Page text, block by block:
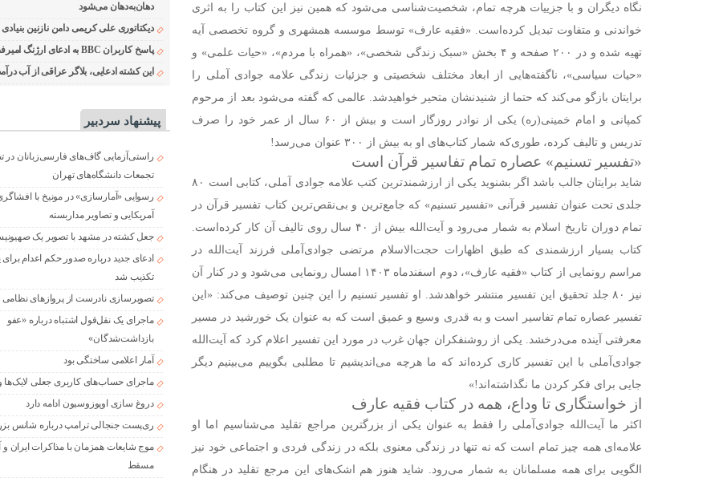
نگاه دیگران و با جزییات هرچه تمام، شخصیت‌شناسی می‌شود که همین نیز این کتاب را به اثری
خواندنی و متفاوت تبدیل کرده‌است. «فقیه عارف» توسط موسسه همشهری و گروه تخصصی آیه
تهیه شده و در ۲۰۰ صفحه و ۴ بخش «سبک زندگی شخصی»، «همراه با مردم»، «حیات علمی» و
«حیات سیاسی»، ناگفته‌هایی از ابعاد مختلف شخصیتی و جزئیات زندگی علامه جوادی آملی را
برایتان بازگو می‌کند که حتما از شنیدنشان متحیر خواهیدشد. عالمی که گفته می‌شود بعد از مرحوم
کمپانی و امام خمینی(ره) یکی از نوادر روزگار است و بیش از ۶۰ سال از عمر خود را صرف
تدریس و تالیف کرده، طوری‌که شمار کتاب‌های او به بیش از ۳۰۰ عنوان می‌رسد!
«تفسیر تسنیم» عصاره تمام تفاسیر قرآن است
شاید برایتان جالب باشد اگر بشنوید یکی از ارزشمندترین کتب علامه جوادی آملی، کتابی است ۸۰
جلدی تحت عنوان تفسیر قرآنی «تفسیر تسنیم» که جامع‌ترین و بی‌نقص‌ترین کتاب تفسیر قرآن در
تمام دوران تاریخ‌ اسلام به شمار می‌رود و آیت‌الله بیش از ۴۰ سال روی تالیف آن کار کرده‌است.
کتاب بسیار ارزشمندی که طبق اظهارات حجت‌الاسلام مرتضی جوادی‌آملی فرزند آیت‌الله در
مراسم رونمایی از کتاب «فقیه عارف‌»، دوم اسفندماه ۱۴۰۳ امسال رونمایی می‌شود و در کنار آن
نیز ۸۰ جلد تحقیق این تفسیر منتشر خواهدشد. او تفسیر تسنیم را این چنین توصیف می‌کند: «این
تفسیر عصاره تمام تفاسیر است و به قدری وسیع و عمیق است که به عنوان یک خورشید در مسیر
معرفتی آینده می‌درخشد. یکی از روشنفکران جهان غرب در مورد این تفسیر اعلام کرد که آیت‌الله
جوادی‌آملی با این تفسیر کاری کرده‌اند که ما هرچه می‌اندیشیم تا مطلبی بگوییم می‌بینیم دیگر
جایی برای فکر کردن ما نگذاشته‌اند!»
از خواستگاری تا وداع، همه در کتاب فقیه عارف
اکثر ما آیت‌الله جوادی‌آملی را فقط به عنوان یکی از بزرگترین مراجع تقلید می‌شناسیم اما او
علامه‌ای همه چیز تمام است که نه تنها در زندگی معنوی بلکه در زندگی فردی و اجتماعی خود نیز
الگویی برای همه مسلمانان به شمار می‌رود. شاید هنوز هم اشک‌های این مرجع تقلید در هنگام
دهان‌به‌دهان می‌شود
دیکتاتوری علی کریمی دامن نازنین
پاسخ کاربران BBC به ادعای ارژنگ امیرفضلی
این کشته ادعایی، بلاگر عراقی از آب
پیشنهاد سردبیر
راستی‌آزمایی گاف‌های فارسی‌زبانان در
تجمعات دانشگاه‌های تهران
رسوایی «آمارسازی» در مونیخ با
آمریکایی و تصاویر مداربسته
جعل کشته در مشهد با تصویر یک
ادعای جدید درباره صدور حکم اعدام
تکذیب شد
تصویرسازی نادرست از پروازهای نظامی
ماجرای یک نقل‌قول اشتباه درباره «عفو
بازداشت‌شدگان»
آمار اعلامی ساختگی بود
ماجرای حساب‌های کاربری جعلی لایک‌ها
دروغ سازی اوپوزوسیون ادامه دارد
ری‌پست جنجالی ترامپ درباره شانس
موج شایعات همزمان با مذاکرات ایران و
مسقط